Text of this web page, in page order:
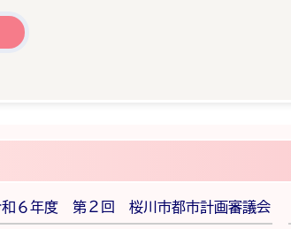
和６年度 第２回 桜川市都市計画審議会